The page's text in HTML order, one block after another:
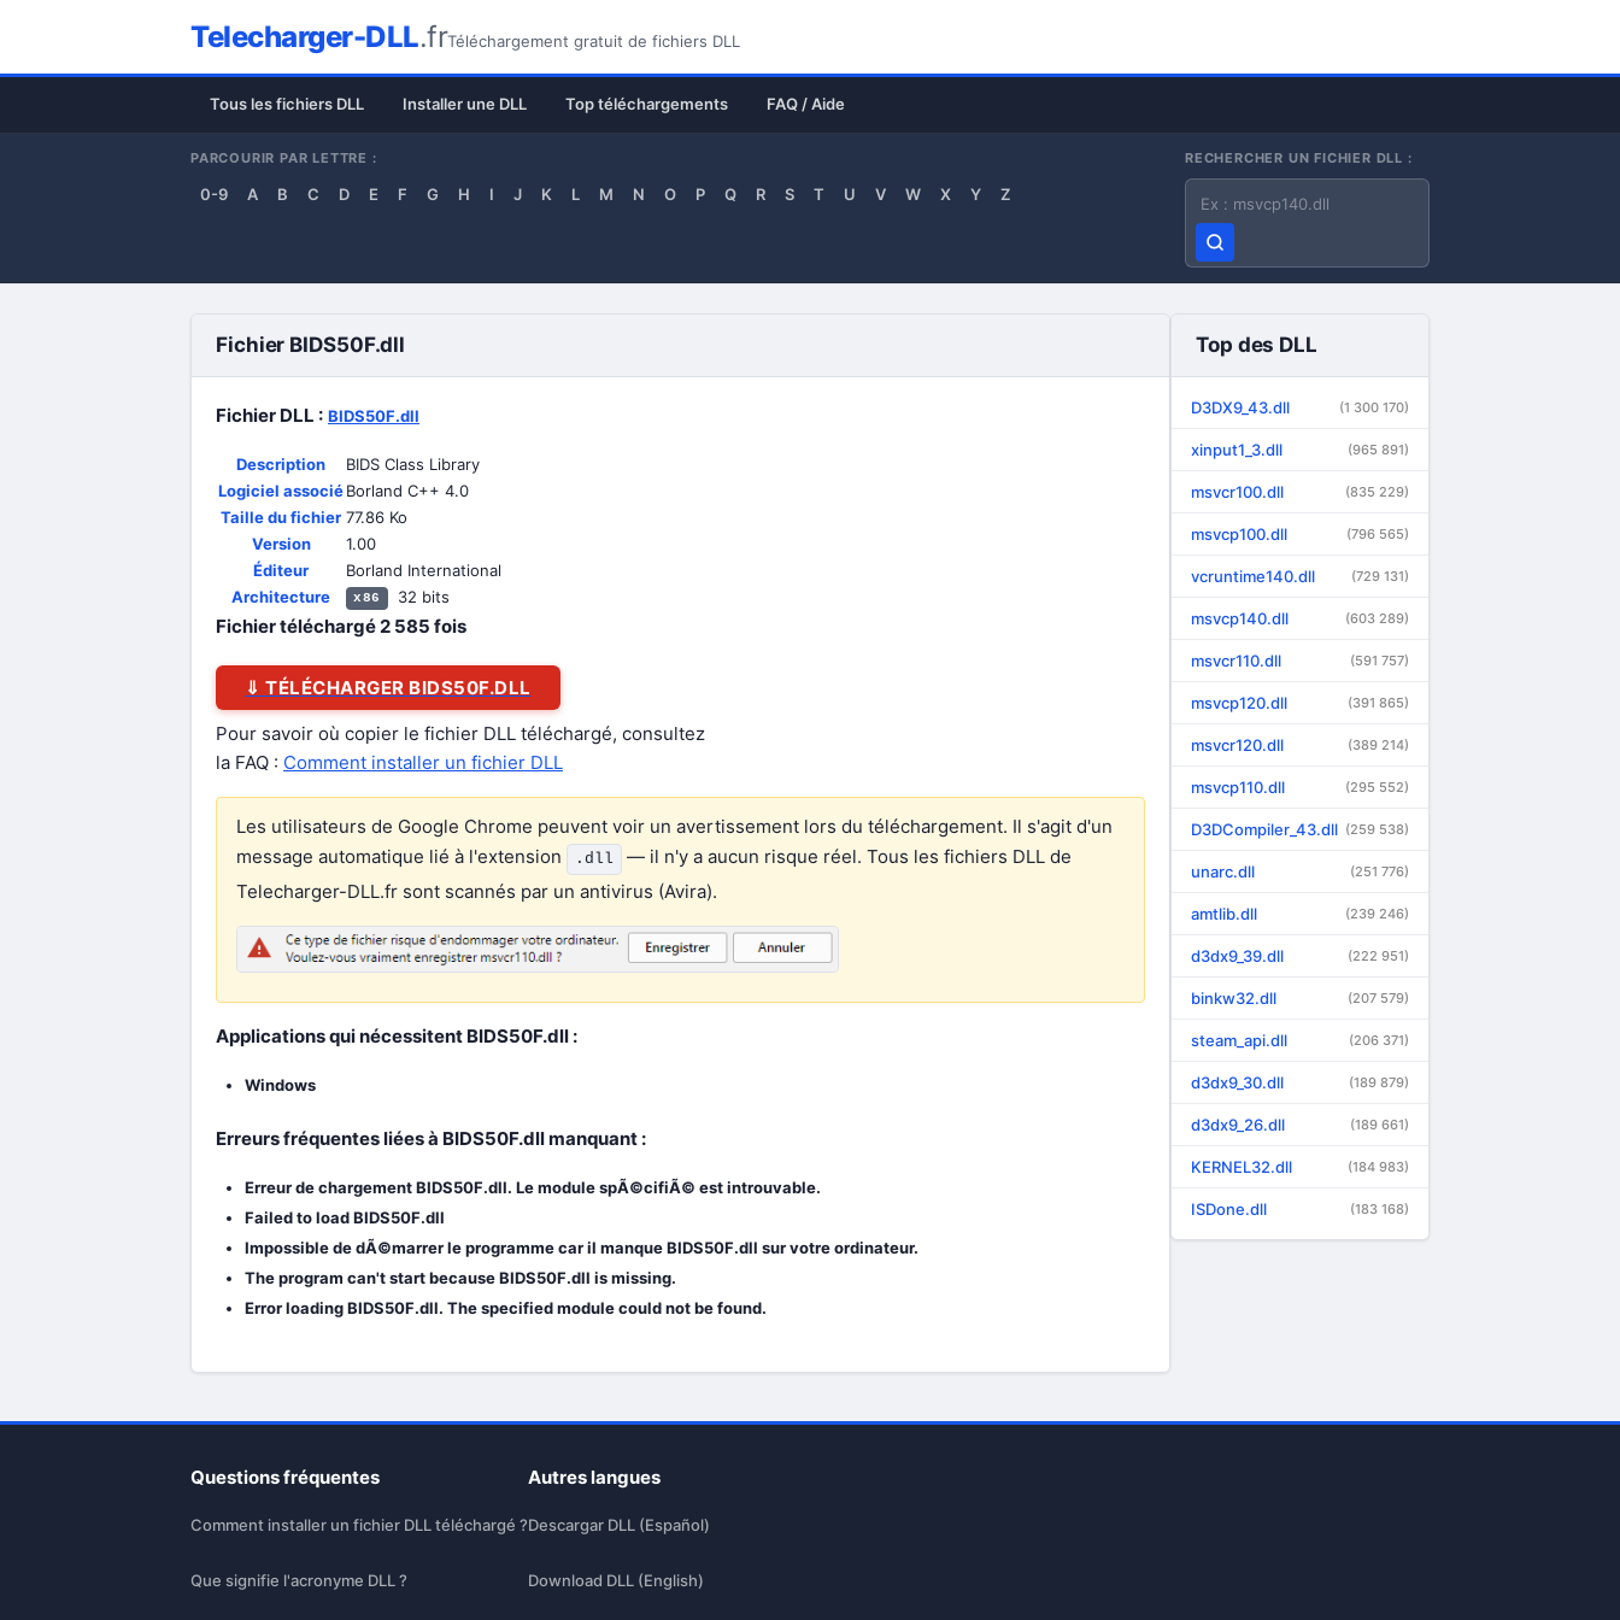
Telecharger-DLL.frTéléchargement gratuit de fichiers DLL
Tous les fichiers DLL Installer une DLL Top téléchargements FAQ / Aide
PARCOURIR PAR LETTRE :
0-9 A B C D E F G H I J K L M N O P Q R S T U V W X Y Z
RECHERCHER UN FICHIER DLL :
Nom du fichier DLL
Fichier BIDS50F.dll
Fichier DLL : BIDS50F.dll
Description
BIDS Class Library
Logiciel associéBorland C++ 4.0
Taille du fichier 77.86 Ko
Version
1.00
Éditeur
Borland International
Architecture
x86 32 bits
Fichier téléchargé2 585 fois
⇓ TÉLÉCHARGER BIDS50F.DLL
Pour savoir où copier le fichier DLL téléchargé, consultez
la FAQ : Comment installer un fichier DLL
Les utilisateurs de Google Chrome peuvent voir un avertissement lors du téléchargement. Il s'agit d'un
message automatique lié à l'extension
.dll
— il n'y a aucun risque réel. Tous les fichiers DLL de
Telecharger-DLL.fr sont scannés par un antivirus (Avira).
Applications qui nécessitent BIDS50F.dll :
Windows
Erreurs fréquentes liées à BIDS50F.dll manquant :
Erreur de chargement BIDS50F.dll. Le module spÃ©cifiÃ© est introuvable.
Failed to load BIDS50F.dll
Impossible de dÃ©marrer le programme car il manque BIDS50F.dll sur votre ordinateur.
The program can't start because BIDS50F.dll is missing.
Error loading BIDS50F.dll. The specified module could not be found.
Top des DLL
D3DX9_43.dll (1 300 170)
xinput1_3.dll (965 891)
msvcr100.dll (835 229)
msvcp100.dll (796 565)
vcruntime140.dll (729 131)
msvcp140.dll (603 289)
msvcr110.dll (591 757)
msvcp120.dll (391 865)
msvcr120.dll (389 214)
msvcp110.dll (295 552)
D3DCompiler_43.dll (259 538)
unarc.dll (251 776)
amtlib.dll (239 246)
d3dx9_39.dll (222 951)
binkw32.dll (207 579)
steam_api.dll (206 371)
d3dx9_30.dll (189 879)
d3dx9_26.dll (189 661)
KERNEL32.dll (184 983)
ISDone.dll (183 168)
Questions fréquentes
Comment installer un fichier DLL téléchargé ?
Que signifie l'acronyme DLL ?
Autres langues
Descargar DLL (Español)
Download DLL (English)